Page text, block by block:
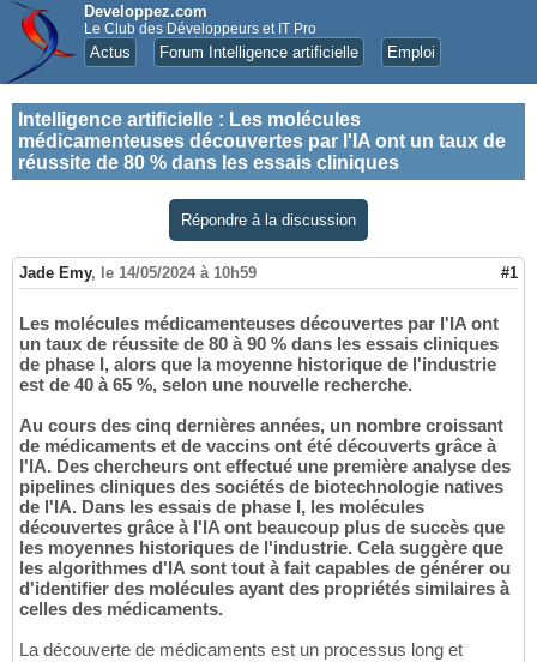
Developpez.com
Le Club des Développeurs et IT Pro
Actus Forum Intelligence artificielle Emploi
Intelligence artificielle : Les molécules
médicamenteuses découvertes par l'IA ont un taux de
réussite de 80 % dans les essais cliniques
Répondre à la discussion
Jade Emy, le 14/05/2024 à 10h59 #1
Les molécules médicamenteuses découvertes par l'IA ont
un taux de réussite de 80 à 90 % dans les essais cliniques
de phase I, alors que la moyenne historique de l'industrie
est de 40 à 65 %, selon une nouvelle recherche.
Au cours des cinq dernières années, un nombre croissant
de médicaments et de vaccins ont été découverts grâce à
l'IA. Des chercheurs ont effectué une première analyse des
pipelines cliniques des sociétés de biotechnologie natives
de l'IA. Dans les essais de phase I, les molécules
découvertes grâce à l'IA ont beaucoup plus de succès que
les moyennes historiques de l'industrie. Cela suggère que
les algorithmes d'IA sont tout à fait capables de générer ou
d'identifier des molécules ayant des propriétés similaires à
celles des médicaments.
La découverte de médicaments est un processus long et